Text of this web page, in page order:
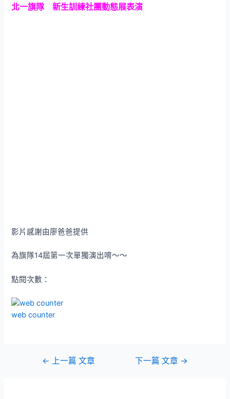
北一旗隊 新生訓練社團動態展表演
影片感謝由廖爸爸提供
為旗隊14屆第一次單獨演出唷～～
點閱次數：
web counter
← 上一篇 文章 下一篇 文章 →